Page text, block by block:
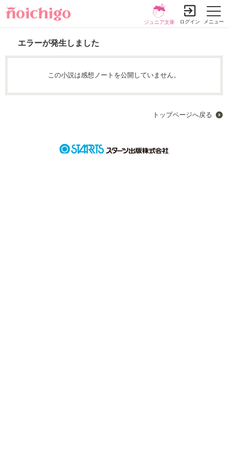
メニュー
ジュニア文庫 ログイン
エラーが発生しました
この小説は感想ノートを公開していません。
トップページへ戻る